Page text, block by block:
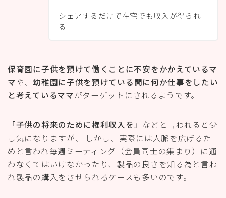
シェアするだけで在宅でも収入が得られ
る
保育園に子供を預けて働くことに不安をかかえているマ
マや、幼稚園に子供を預けている間に何か仕事をしたい
と考えているママがターゲットにされるようです。
「子供の将来のために権利収入を」 などと言われると少
し気になりますが、 しかし、実際には人脈を広げるた
めと言われ毎週ミーティング（会員同士の集まり）に通
わなくてはいけなかったり、製品の良さを知る為と言わ
れ製品の購入をさせられるケースも多いのです。